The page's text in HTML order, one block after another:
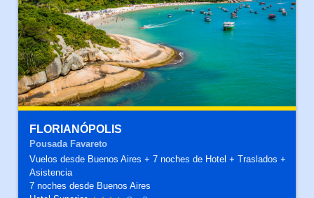
FLORIANÓPOLIS
Pousada Favareto
Vuelos desde Buenos Aires + 7 noches de Hotel + Traslados +
Asistencia
7 nochesdesde Buenos Aires